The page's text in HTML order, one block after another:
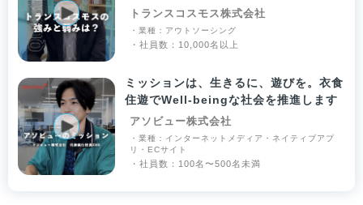
トランスコスモス株式会社
・業種：アウトソーシング
・社員数：10,000名以上
ミッションは、生きるに、遊びを。衣食
住遊でWell-beingな社会を推進します
アソビュー株式会社
・業種：インターネットメディア・ネイティブアプ
リ・ECサイト
・社員数：100名〜500名未満